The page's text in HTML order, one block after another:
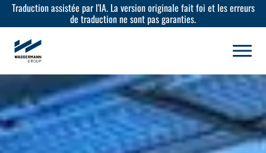
Traduction assistée par l'IA. La version originale fait foi et les erreurs
de traduction ne sont pas garanties.